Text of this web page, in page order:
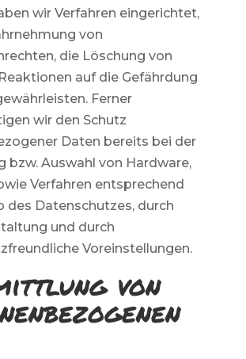
wir Verfahren eingerichtet,
von
die Löschung von
auf die Gefährdung
Ferner
wir den Schutz
Daten bereits bei der
bzw. Auswahl von Hardware,
Verfahren entsprechend
des Datenschutzes, durch
und durch
Voreinstellungen.
von